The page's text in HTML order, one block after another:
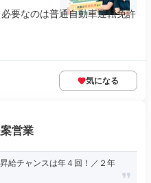
要なのは普通自動車運転免許
気になる
営業
給チャンスは年４回！／２年